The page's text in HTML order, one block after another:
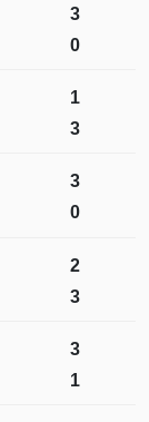
3
0
1
3
3
0
2
3
3
1